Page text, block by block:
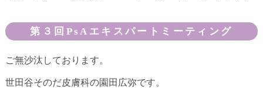
第３回PsAエキスパートミーティング
ご無沙汰しております。
世田谷そのだ皮膚科の園田広弥です。